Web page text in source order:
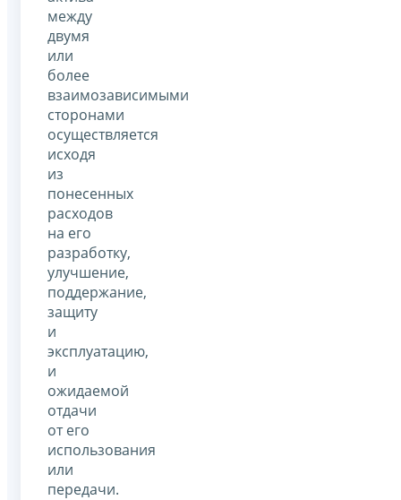
между
двумя
или
более
взаимозависимыми
сторонами
осуществляется
исходя
из
понесенных
расходов
на его
разработку,
улучшение,
поддержание,
защиту
и
эксплуатацию,
и
ожидаемой
отдачи
от его
использования
или
передачи.